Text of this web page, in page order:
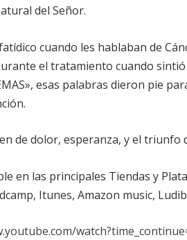
del Señor.
cuando les hablaban de
el tratamiento cuando
esas palabras dieron pie
de dolor, esperanza, y el triunfo
en las principales Tiendas y
Itunes, Amazon music,